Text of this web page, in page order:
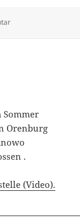
zu Hildebrandt
Orenburg
.
(Video).